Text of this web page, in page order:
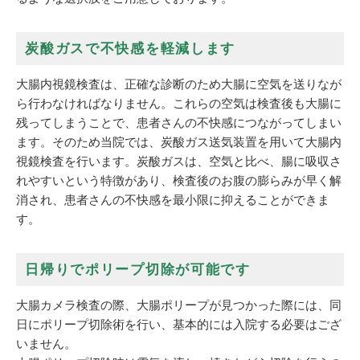
炭酸ガスで不快感を軽減します
大腸内視鏡検査は、正確な診断のため大腸に空気を送りなが
ら行わなければなりません。これらの空気は検査後も大腸に
残ってしまうことで、患者さんの不快感につながってしまい
ます。そのため当院では、炭酸ガス送気装置を用いて大腸内
視鏡検査を行います。炭酸ガスは、空気と比べ、腸に吸収さ
れやすいという特徴があり、検査後のお腹の膨らみが早く解
消され、患者さんの不快感を最小限に抑えることができま
す。
日帰りでポリープ切除が可能です
大腸カメラ検査の際、大腸ポリープが見つかった際には、同
日にポリープ切除術を行い、基本的には入院する必要はござ
いません。